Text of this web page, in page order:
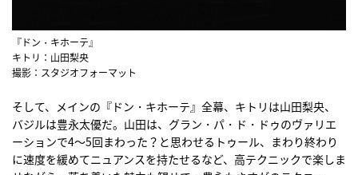
『ドン・キホーテ』
キトリ：山田梨央
撮影：スタジオフォーマット
そして、メインの『ドン・キホーテ』全幕、キトリは山田梨央、
バジルは豊永太優だ。山田は、グラン・パ・ド・ドゥのヴァリエ
ーションで4～5回まわった？と思わせるトゥール、まわり終わり
に速度を緩めてニュアンスを持たせるなど、高テクニックで楽しま